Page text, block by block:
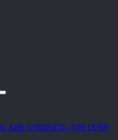
как открыть для себя